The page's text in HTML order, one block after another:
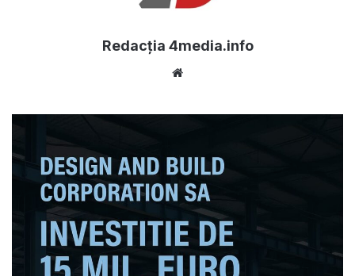
Redacția 4media.info